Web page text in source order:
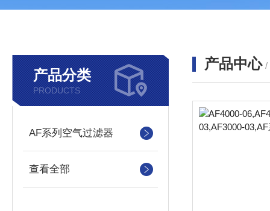
产品分类
PRODUCTS
AF系列空气过滤器
查看全部
产品中心 /